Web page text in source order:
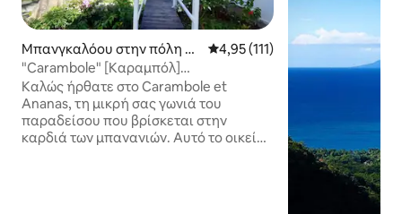
Μπανγκαλόου στην πόλη D
eshaies
Μέση βαθμολογία: 4,95 στα 5,
4,95 (111)
"Carambole" [Καραμπόλ]
Μπανγκαλόου με θέα στη θάλασσα και
ιδιωτική πισίνα
Καλώς ήρθατε στο Carambole et
Ananas, τη μικρή σας γωνιά του
παραδείσου που βρίσκεται στην
καρδιά των μπανανιών. Αυτό το οικείο